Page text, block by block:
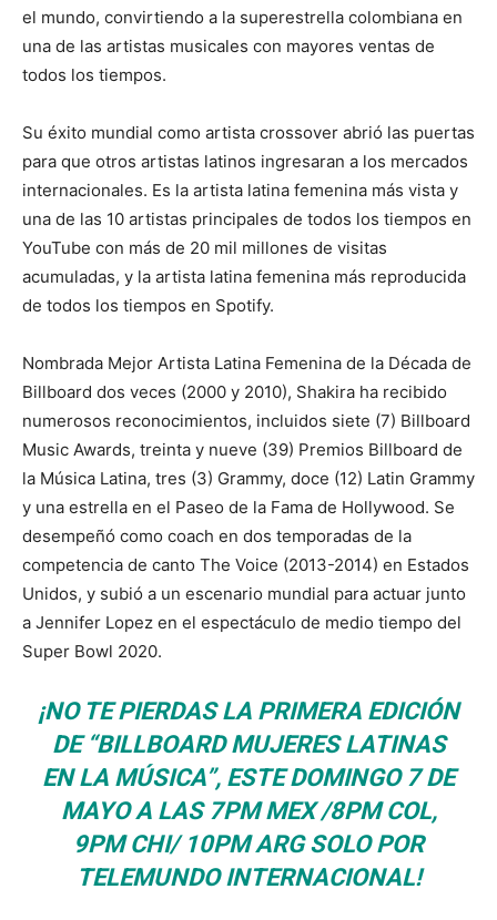
el mundo, convirtiendo a la superestrella colombiana en
una de las artistas musicales con mayores ventas de
todos los tiempos.
Su éxito mundial como artista crossover abrió las puertas
para que otros artistas latinos ingresaran a los mercados
internacionales. Es la artista latina femenina más vista y
una de las 10 artistas principales de todos los tiempos en
YouTube con más de 20 mil millones de visitas
acumuladas, y la artista latina femenina más reproducida
de todos los tiempos en Spotify.
Nombrada Mejor Artista Latina Femenina de la Década de
Billboard dos veces (2000 y 2010), Shakira ha recibido
numerosos reconocimientos, incluidos siete (7) Billboard
Music Awards, treinta y nueve (39) Premios Billboard de
la Música Latina, tres (3) Grammy, doce (12) Latin Grammy
y una estrella en el Paseo de la Fama de Hollywood. Se
desempeñó como coach en dos temporadas de la
competencia de canto The Voice (2013-2014) en Estados
Unidos, y subió a un escenario mundial para actuar junto
a Jennifer Lopez en el espectáculo de medio tiempo del
Super Bowl 2020.
¡NO TE PIERDAS LA PRIMERA EDICIÓN
DE “BILLBOARD MUJERES LATINAS
EN LA MÚSICA”, ESTE DOMINGO 7 DE
MAYO A LAS 7PM MEX /8PM COL,
9PM CHI/ 10PM ARG SOLO POR
TELEMUNDO INTERNACIONAL!